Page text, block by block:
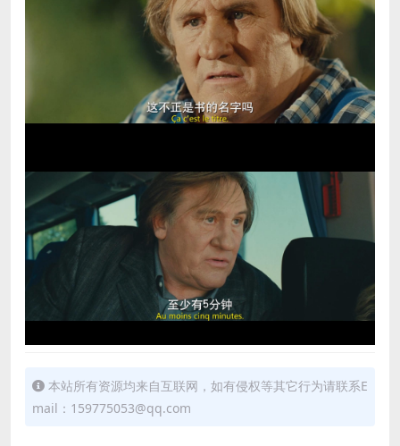
本站所有资源均来自互联网，如有侵权等其它行为请联系E
mail：159775053@qq.com